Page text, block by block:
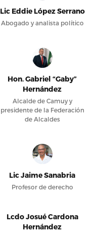
Lic Eddie López Serrano
Abogado y analista político
Hon. Gabriel “Gaby”
Hernández
Alcalde de Camuy y
presidente de la Federación
de Alcaldes
Lic Jaime Sanabria
Profesor de derecho
Lcdo Josué Cardona
Hernández